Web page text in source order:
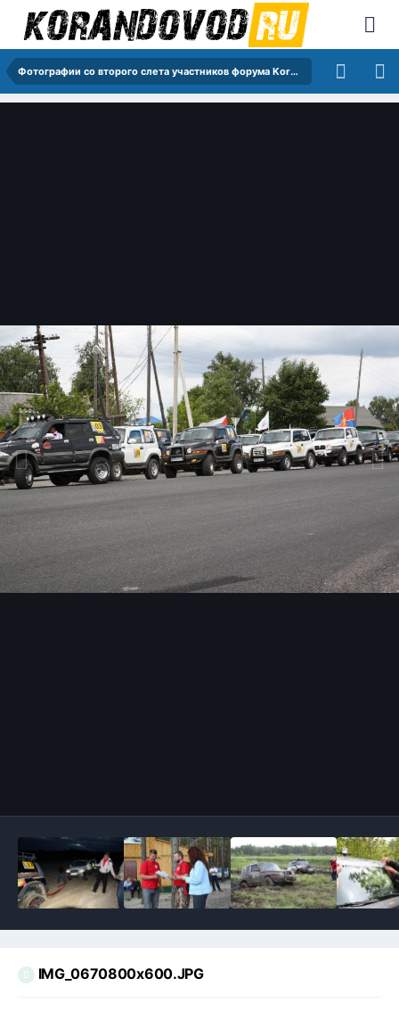
Фотографии со второго слета участников форума KorandoVod.ru
IMG_0670800x600.JPG